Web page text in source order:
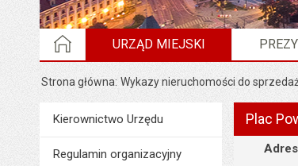
STRONA GŁÓWNA
URZĄD MIEJSKI
Strona główna Wykazy nieruchomości do
MenuUrząd Miejski
Kierownictwo Urzędu
Regulamin organizacyjny
Plac
Szczegóły